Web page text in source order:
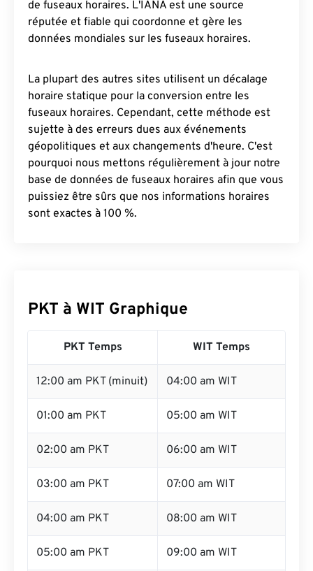
de fuseaux horaires. L'IANA est une source
réputée et fiable qui coordonne et gère les
données mondiales sur les fuseaux horaires.
La plupart des autres sites utilisent un décalage
horaire statique pour la conversion entre les
fuseaux horaires. Cependant, cette méthode est
sujette à des erreurs dues aux événements
géopolitiques et aux changements d'heure. C'est
pourquoi nous mettons régulièrement à jour notre
base de données de fuseaux horaires afin que vous
puissiez être sûrs que nos informations horaires
sont exactes à 100 %.
PKT à WIT Graphique
PKT Temps WIT Temps
12:00 am PKT (minuit) 04:00 am WIT
01:00 am PKT 05:00 am WIT
02:00 am PKT 06:00 am WIT
03:00 am PKT 07:00 am WIT
04:00 am PKT 08:00 am WIT
05:00 am PKT 09:00 am WIT